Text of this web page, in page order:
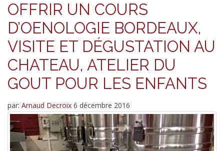
OFFRIR UN COURS
D’OENOLOGIE BORDEAUX,
VISITE ET DÉGUSTATION AU
CHATEAU, ATELIER DU
GOUT POUR LES ENFANTS
par: Arnaud Decroix 6 décembre 2016